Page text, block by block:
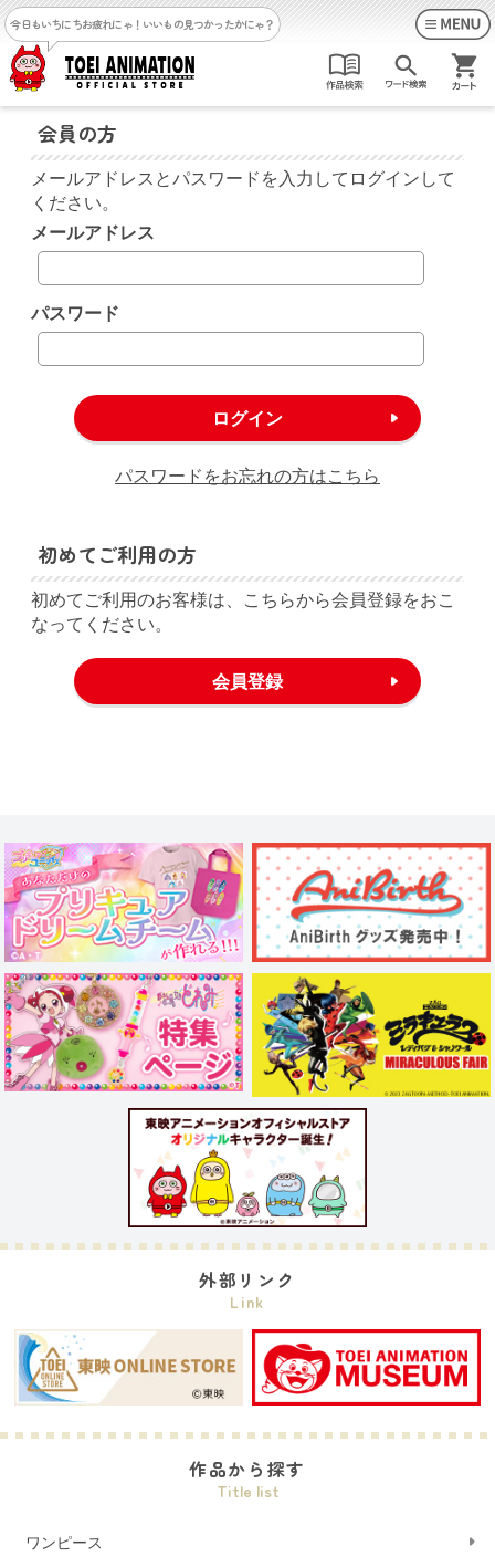
今日もいちにちお疲れにゃ！ いいもの見つかったかにゃ？
会員の方
メールアドレスとパスワードを入力してログインして
ください。
メールアドレス
パスワード
パスワードをお忘れの方はこちら
初めてご利用の方
初めてご利用のお客様は、こちらから会員登録をおこ
なってください。
外部リンク
Link
作品から探す
Title list
ワンピース